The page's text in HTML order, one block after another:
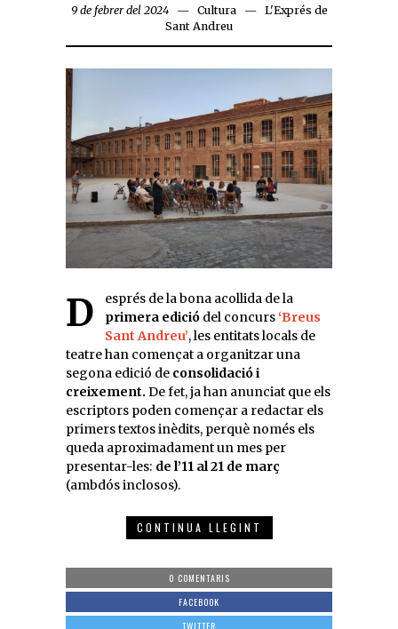
9 de febrer del 2024 Cultura
L'Exprés de
Sant Andreu
Després de la bona acollida de la
primera edició del concurs ‘Breus
Sant Andreu’, les entitats locals de
teatre han començat a organitzar una
segona edició de consolidació i
creixement. De fet, ja han anunciat que els
escriptors poden començar a redactar els
primers textos inèdits, perquè només els
queda aproximadament un mes per
presentar-les: de l’11 al 21 de març
(ambdós inclosos).
CONTINUA LLEGINT
0 COMENTARIS
FACEBOOK
TWITTER